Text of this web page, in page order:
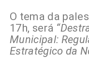
O tema da
17h, será
Municipal:
Estratégico da